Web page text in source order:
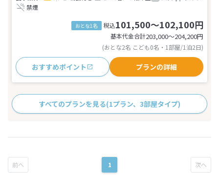
禁煙
おとな1名 税込101,500～102,100円
基本代金合計203,000〜204,200円
(おとな2名 こども0名・1部屋/1泊2日)
おすすめポイント プランの詳細
すべてのプランを見る(1プラン、3部屋タイプ)
1